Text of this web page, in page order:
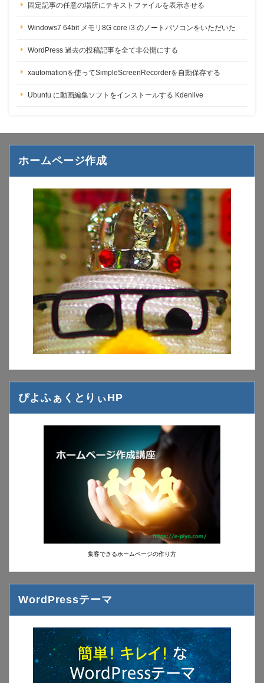
固定記事の任意の場所にテキストファイルを表示させる
Windows7 64bit メモリ8G core i3 のノートパソコンをいただいた
WordPress 過去の投稿記事を全て非公開にする
xautomationを使ってSimpleScreenRecorderを自動保存する
Ubuntu に動画編集ソフトをインストールする Kdenlive
ホームページ作成
ぴよふぁくとりぃHP
集客できるホームページの作り方
WordPressテーマ